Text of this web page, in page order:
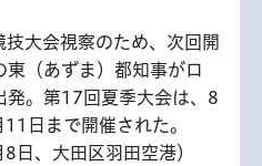
技大会視察のため、次回開
東（あずま）都知事がロ
発。第17回夏季大会は、8
日まで開催された。
8日、大田区羽田空港）